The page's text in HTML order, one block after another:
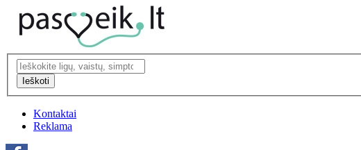
Ieškoti
Kontaktai
Reklama